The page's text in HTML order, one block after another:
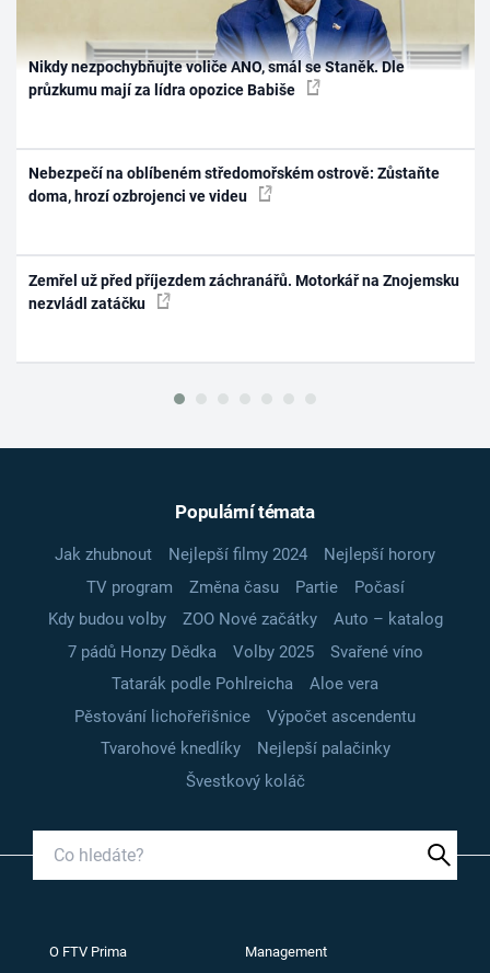
Nikdy nezpochybňujte voliče ANO, smál se Staněk. Dle
průzkumu mají za lídra opozice Babiše
Nebezpečí na oblíbeném středomořském ostrově: Zůstaňte
doma, hrozí ozbrojenci ve videu
Zemřel už před příjezdem záchranářů. Motorkář na Znojemsku
nezvládl zatáčku
Populární témata
Jak zhubnout Nejlepší filmy 2024
Nejlepší horory
TV program
Změna času Partie
Počasí
Kdy budou volby
ZOO Nové začátky
Auto – katalog
7 pádů Honzy Dědka
Volby 2025
Svařené víno
Tatarák podle Pohlreicha
Aloe vera
Pěstování lichořeřišnice
Výpočet ascendentu
Tvarohové knedlíky
Nejlepší palačinky
Švestkový koláč
O FTV Prima Management